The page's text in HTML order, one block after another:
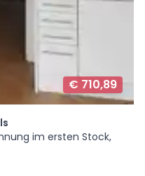
€ 710,89
im ersten Stock,